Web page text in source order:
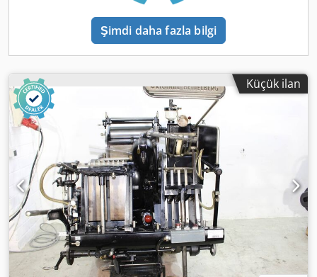
Şimdi daha fazla bilgi
Küçük ilan